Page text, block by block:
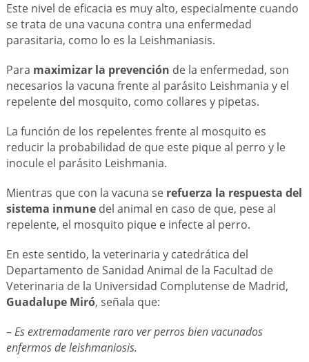
Este nivel de eficacia es muy alto, especialmente cuando
se trata de una vacuna contra una enfermedad
parasitaria, como lo es la Leishmaniasis.
Para maximizar la prevención de la enfermedad, son
necesarios la vacuna frente al parásito Leishmania y el
repelente del mosquito, como collares y pipetas.
La función de los repelentes frente al mosquito es
reducir la probabilidad de que este pique al perro y le
inocule el parásito Leishmania.
Mientras que con la vacuna se refuerza la respuesta del
sistema inmunedel animal en caso de que, pese al
repelente, el mosquito pique e infecte al perro.
En este sentido, la veterinaria y catedrática del
Departamento de Sanidad Animal de la Facultad de
Veterinaria de la Universidad Complutense de Madrid,
Guadalupe Miró, señala que:
–Es extremadamente raro ver perros bien vacunados
enfermos de leishmaniosis.